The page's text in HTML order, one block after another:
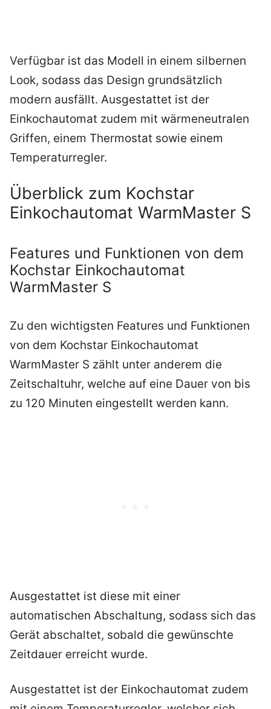
Verfügbar ist das Modell in einem silbernen
Look, sodass das Design grundsätzlich
modern ausfällt. Ausgestattet ist der
Einkochautomat zudem mit wärmeneutralen
Griffen, einem Thermostat sowie einem
Temperaturregler.
Überblick zum Kochstar
Einkochautomat WarmMaster S
Features und Funktionen von dem
Kochstar Einkochautomat
WarmMaster S
Zu den wichtigsten Features und Funktionen
von dem Kochstar Einkochautomat
WarmMaster S zählt unter anderem die
Zeitschaltuhr, welche auf eine Dauer von bis
zu 120 Minuten eingestellt werden kann.
Ausgestattet ist diese mit einer
automatischen Abschaltung, sodass sich das
Gerät abschaltet, sobald die gewünschte
Zeitdauer erreicht wurde.
Ausgestattet ist der Einkochautomat zudem